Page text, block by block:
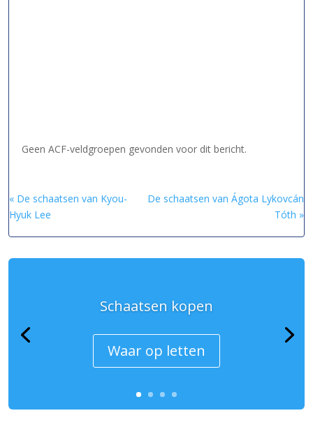
Geen ACF-veldgroepen gevonden voor dit bericht.
« De schaatsen van Kyou-
Hyuk Lee
De schaatsen van Ágota Lykovcán
Tóth »
Schaatsen kopen
Waar op letten